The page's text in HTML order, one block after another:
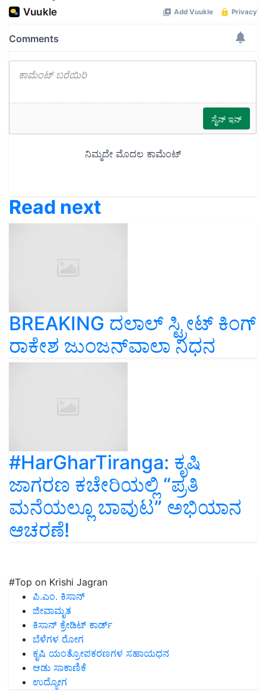
Read next
BREAKING ದಲಾಲ್‌ ಸ್ಟ್ರೀಟ್‌ ಕಿಂಗ್‌
ರಾಕೇಶ ಜುಂಜನ್‌ವಾಲಾ ನಿಧನ
#HarGharTiranga: ಕೃಷಿ
ಜಾಗರಣ ಕಚೇರಿಯಲ್ಲಿ “ಪ್ರತಿ
ಮನೆಯಲ್ಲೂ ಬಾವುಟ” ಅಭಿಯಾನ
ಆಚರಣೆ!
#Top on Krishi Jagran
ಪಿ.ಎಂ. ಕಿಸಾನ್
ಜೀವಾಮೃತ
ಕಿಸಾನ್ ಕ್ರೇಡಿಟ್ ಕಾರ್ಡ್
ಬೆಳೆಗಳ ರೋಗ
ಕೃಷಿ ಯಂತ್ರೋಪಕರಣಗಳ ಸಹಾಯಧನ
ಆಡು ಸಾಕಾಣಿಕೆ
ಉದ್ಯೋಗ